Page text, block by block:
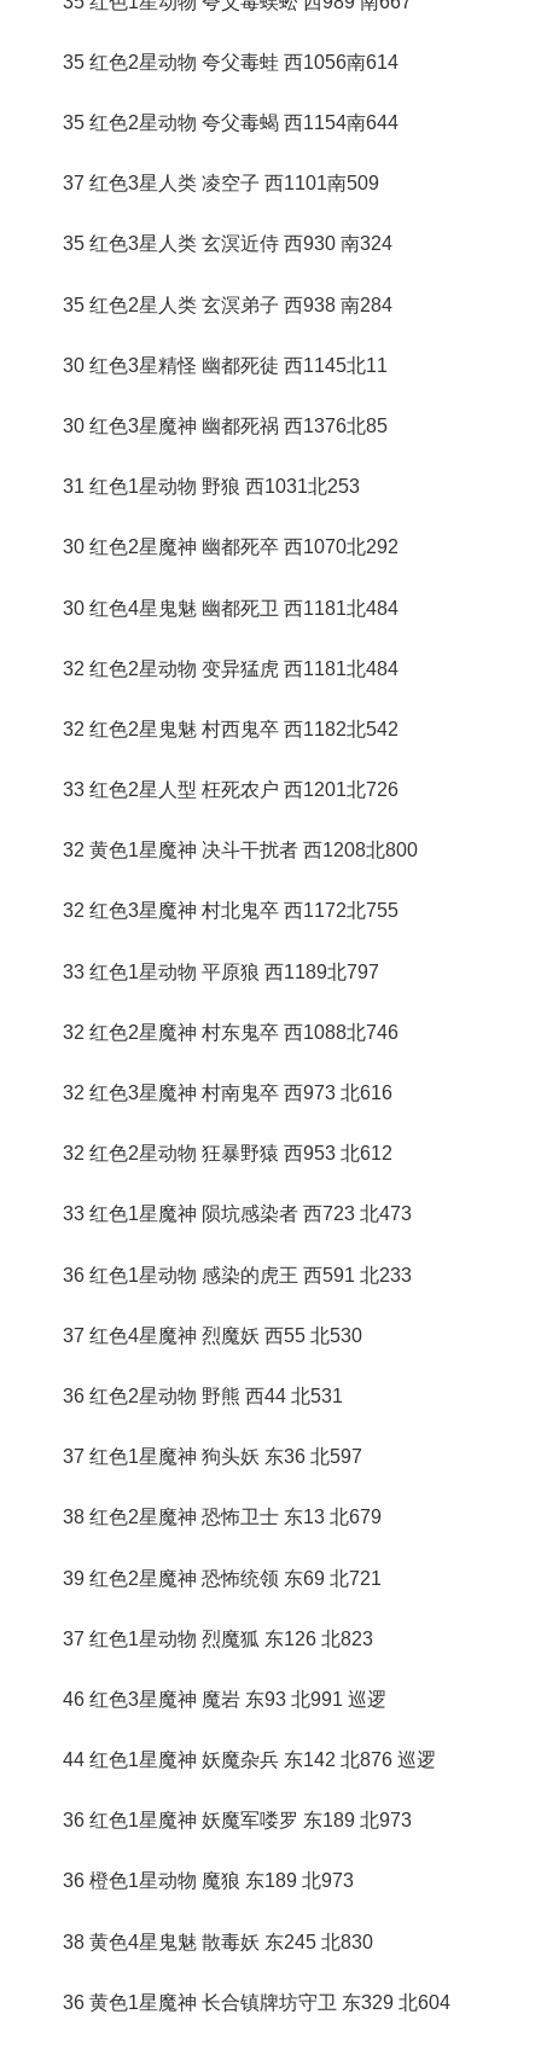
35 红色2星动物 夸父毒蛙 西1056南614
35 红色2星动物 夸父毒蝎 西1154南644
37 红色3星人类 凌空子 西1101南509
35 红色3星人类 玄溟近侍 西930 南324
35 红色2星人类 玄溟弟子 西938 南284
30 红色3星精怪 幽都死徒 西1145北11
30 红色3星魔神 幽都死祸 西1376北85
31 红色1星动物 野狼 西1031北253
30 红色2星魔神 幽都死卒 西1070北292
30 红色4星鬼魅 幽都死卫 西1181北484
32 红色2星动物 变异猛虎 西1181北484
32 红色2星鬼魅 村西鬼卒 西1182北542
33 红色2星人型 枉死农户 西1201北726
32 黄色1星魔神 决斗干扰者 西1208北800
32 红色3星魔神 村北鬼卒 西1172北755
33 红色1星动物 平原狼 西1189北797
32 红色2星魔神 村东鬼卒 西1088北746
32 红色3星魔神 村南鬼卒 西973 北616
32 红色2星动物 狂暴野猿 西953 北612
33 红色1星魔神 陨坑感染者 西723 北473
36 红色1星动物 感染的虎王 西591 北233
37 红色4星魔神 烈魔妖 西55 北530
36 红色2星动物 野熊 西44 北531
37 红色1星魔神 狗头妖 东36 北597
38 红色2星魔神 恐怖卫士 东13 北679
39 红色2星魔神 恐怖统领 东69 北721
37 红色1星动物 烈魔狐 东126 北823
46 红色3星魔神 魔岩 东93 北991 巡逻
44 红色1星魔神 妖魔杂兵 东142 北876 巡逻
36 红色1星魔神 妖魔军喽罗 东189 北973
36 橙色1星动物 魔狼 东189 北973
38 黄色4星鬼魅 散毒妖 东245 北830
36 黄色1星魔神 长合镇牌坊守卫 东329 北604